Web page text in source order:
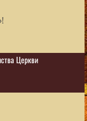
Церкви